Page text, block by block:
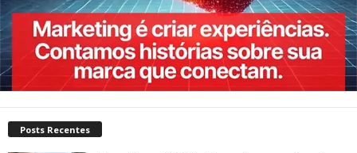
Posts Recentes